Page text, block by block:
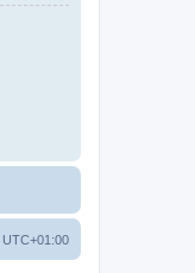
UTC+01:00